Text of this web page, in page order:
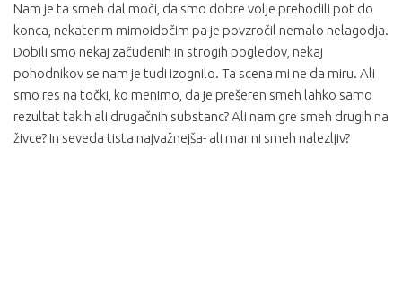
Nam je ta smeh dal moči, da smo dobre volje prehodili pot do
konca, nekaterim mimoidočim pa je povzročil nemalo nelagodja.
Dobili smo nekaj začudenih in strogih pogledov, nekaj
pohodnikov se nam je tudi izognilo. Ta scena mi ne da miru. Ali
smo res na točki, ko menimo, da je prešeren smeh lahko samo
rezultat takih ali drugačnih substanc? Ali nam gre smeh drugih na
živce? In seveda tista najvažnejša- ali mar ni smeh nalezljiv?